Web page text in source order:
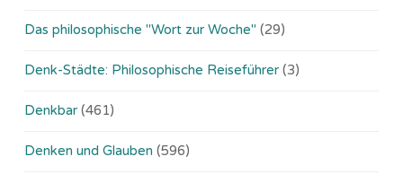
Das philosophische "Wort zur Woche" (29)
Denk-Städte: Philosophische Reiseführer (3)
Denkbar (461)
Denken und Glauben (596)